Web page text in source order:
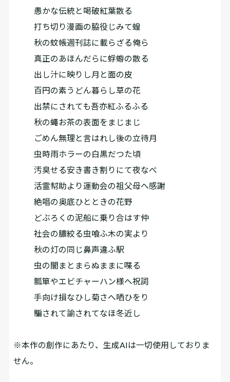
愚かな伝統と喝破紅葉散る
打ち切り漫画の脇役じみて蝗
秋の蚊帳週刊誌に載らざる俺ら
真正のあほんだらに蜉蝣の散る
出し汁に映りし月と面の皮
百円の素うどん暮らし草の花
出禁にされても吾亦紅ふるふる
秋の蠅お茶の表面をまじまじ
ごめん無理と言はれし後の立待月
虫時雨ホラーの白黒だつた頃
汚臭せる安き書き割りにて夜なべ
活霊幇助より運動会の祖父母へ感謝
絶唱の奥底ひとときの花野
どぶろくの泥船に乗り合はす仲
社会の膿絞る虫喰ふ木の実より
秋の灯の同じ鼻声違ふ駅
虫の闇まとまらぬままに喋る
瓢箪やエビチャーハン様へ祝詞
手向け損なひし菊さへ哂ひをり
騙されて諭されてなほ冬近し
※本作の創作にあたり、生成AIは一切使用しておりま
せん。